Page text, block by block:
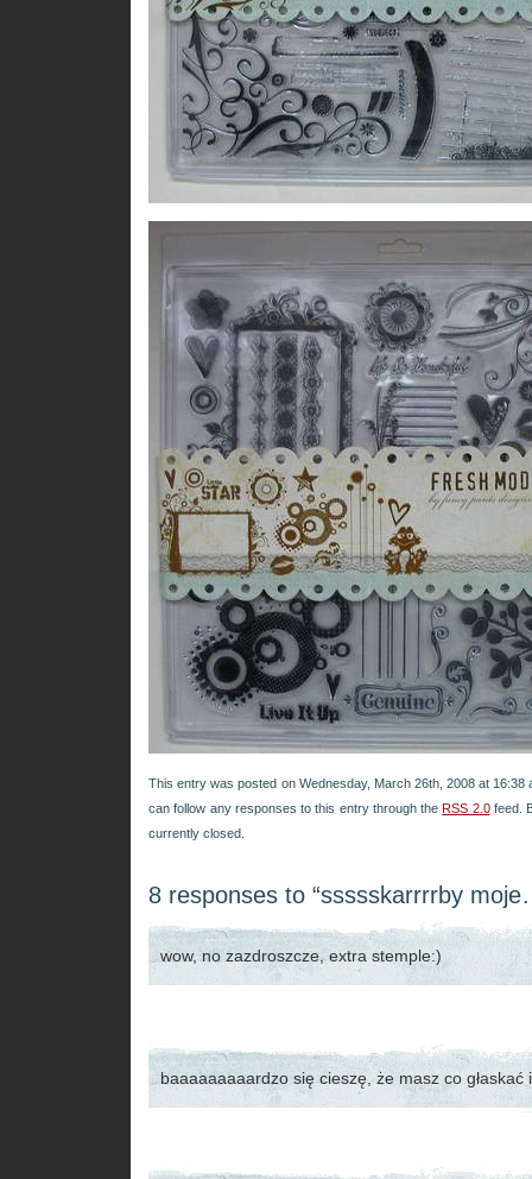
This entry was posted on Wednesday, March 26th, 2008 at 16:38
can follow any responses to this entry through the RSS 2.0feed.
currently closed.
8 responses to “ssssskarrrrby
wow, no zazdroszcze, extra stemple:)
baaaaaaaaardzo się cieszę, że masz co głaskać